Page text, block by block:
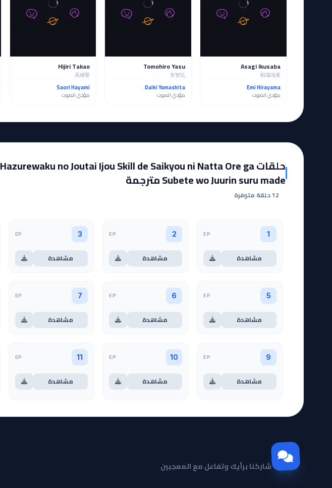
Asagi Ikusaba
戦場浅葱
Emi Hirayama
مؤدي الصوت
Tomohiro Yasu
安智弘
Daiki Yamashita
مؤدي الصوت
Hijiri Takao
高雄聖
Saori Hayami
مؤدي الصوت
حلقات Hazurewaku no Joutai Ijou Skill de Saikyou ni Natta Ore ga
Subete wo Juurin suru made مترجمة
12 حلقة متوفرة
1
EP
مشاهدة
2
EP
مشاهدة
3
EP
مشاهدة
5
EP
مشاهدة
6
EP
مشاهدة
7
EP
مشاهدة
9
EP
مشاهدة
10
EP
مشاهدة
11
EP
مشاهدة
مجتمع Otanyuu
شاركنا برأيك وتفاعل مع المعجبين